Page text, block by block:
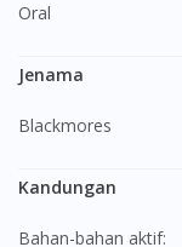
Oral
Jenama
Blackmores
Kandungan
Bahan-bahan aktif: